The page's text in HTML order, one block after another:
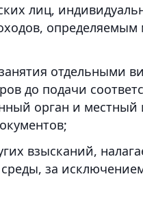
лиц,
определяемым
отдельными
до подачи
орган и
взысканий,
за